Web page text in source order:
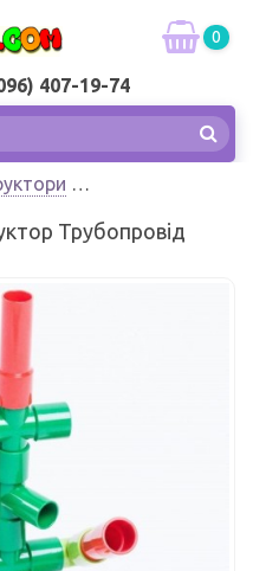
407-19-74
0
Трубопровід